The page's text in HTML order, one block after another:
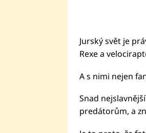
Jurský svět je
Rexe a
A s nimi nejen
Snad
predátorům, a